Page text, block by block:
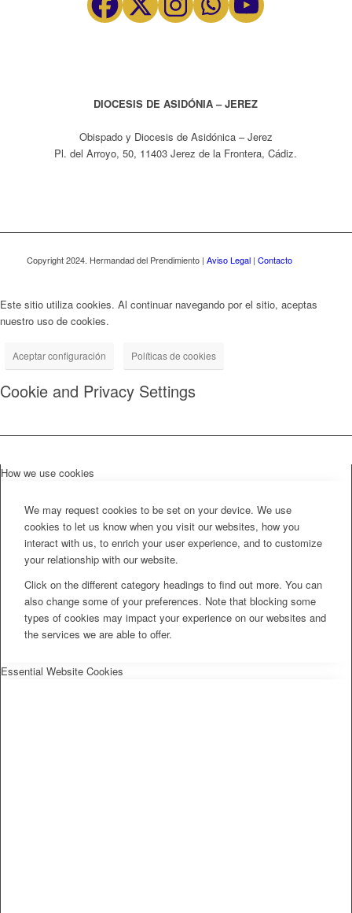
DIOCESIS DE ASIDÓNIA – JEREZ
Obispado y Diocesis de Asidónica – Jerez
Pl. del Arroyo, 50, 11403 Jerez de la Frontera, Cádiz.
Copyright 2024. Hermandad del Prendimiento | Aviso Legal| Contacto
Este sitio utiliza cookies. Al continuar navegando por el sitio, aceptas
nuestro uso de cookies.
Aceptar configuración Políticas de cookies
Cookie and Privacy Settings
How we use cookies
We may request cookies to be set on your device. We use
cookies to let us know when you visit our websites, how you
interact with us, to enrich your user experience, and to customize
your relationship with our website.
Click on the different category headings to find out more. You can
also change some of your preferences. Note that blocking some
types of cookies may impact your experience on our websites and
the services we are able to offer.
Essential Website Cookies